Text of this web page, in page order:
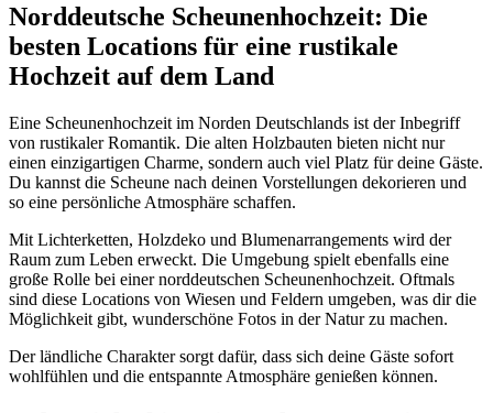
Norddeutsche Scheunenhochzeit: Die
besten Locations für eine rustikale
Hochzeit auf dem Land
Eine Scheunenhochzeit im Norden Deutschlands ist der Inbegriff
von rustikaler Romantik. Die alten Holzbauten bieten nicht nur
einen einzigartigen Charme, sondern auch viel Platz für deine Gäste.
Du kannst die Scheune nach deinen Vorstellungen dekorieren und
so eine persönliche Atmosphäre schaffen.
Mit Lichterketten, Holzdeko und Blumenarrangements wird der
Raum zum Leben erweckt. Die Umgebung spielt ebenfalls eine
große Rolle bei einer norddeutschen Scheunenhochzeit. Oftmals
sind diese Locations von Wiesen und Feldern umgeben, was dir die
Möglichkeit gibt, wunderschöne Fotos in der Natur zu machen.
Der ländliche Charakter sorgt dafür, dass sich deine Gäste sofort
wohlfühlen und die entspannte Atmosphäre genießen können.